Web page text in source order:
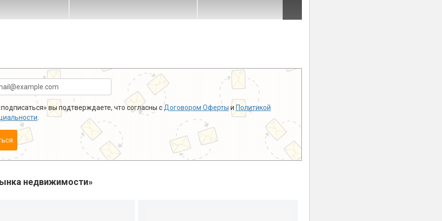
вы подтверждаете, что согласны с Договором Оферты и Политикой
недвижимости»